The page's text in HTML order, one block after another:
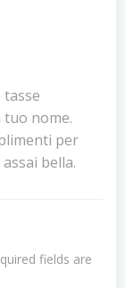
tuo nome.
per
bella.
fields are